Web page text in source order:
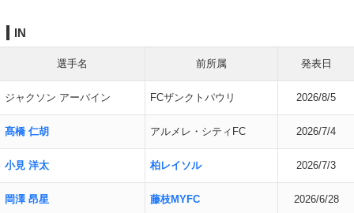
IN
選手名 前所属 発表日
ジャクソン アーバイン FCザンクトパウリ 2026/8/5
髙橋 仁胡 アルメレ・シティFC 2026/7/4
小見 洋太 柏レイソル 2026/7/3
岡澤 昂星 藤枝MYFC 2026/6/28